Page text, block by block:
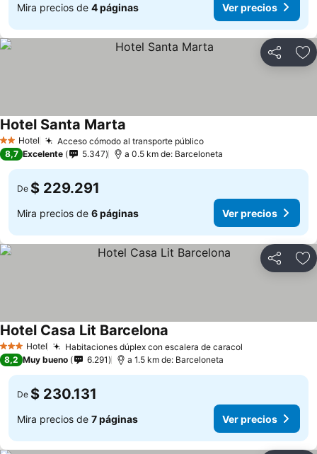
Mira precios de 4 páginas Ver precios
Compartir
2 Estrellas
Hotel Acceso cómodo al transporte público
Hotel Santa Marta
8,7 Excelente 5.347 a 0.5 km de: Barceloneta
De $ 229.291
Mira precios de 6 páginas Ver precios
Compartir
3 Estrellas
Hotel Habitaciones dúplex con escalera de caracol
Hotel Casa Lit Barcelona
8,2 Muy bueno 6.291 a 1.5 km de: Barceloneta
De $ 230.131
Mira precios de 7 páginas Ver precios